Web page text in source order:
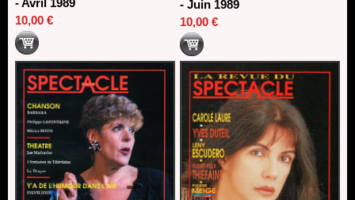
- Avril 1989
10,00 €
- Juin 1989
10,00 €